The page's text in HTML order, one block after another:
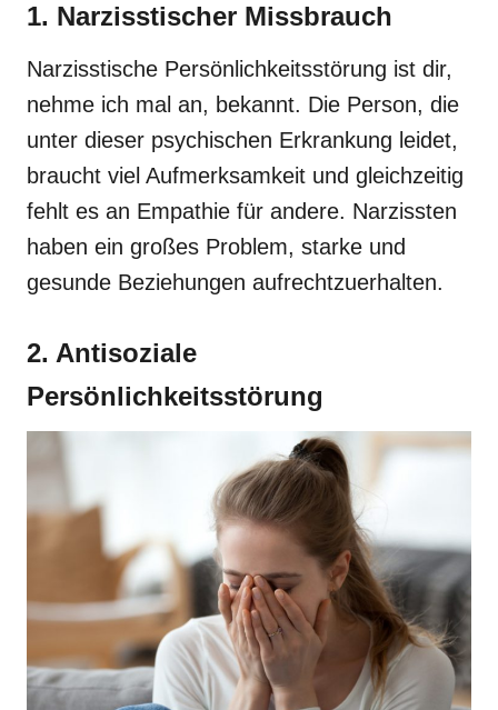
1. Narzisstischer Missbrauch
Narzisstische Persönlichkeitsstörung ist dir,
nehme ich mal an, bekannt. Die Person, die
unter dieser psychischen Erkrankung leidet,
braucht viel Aufmerksamkeit und gleichzeitig
fehlt es an Empathie für andere. Narzissten
haben ein großes Problem, starke und
gesunde Beziehungen aufrechtzuerhalten.
2. Antisoziale
Persönlichkeitsstörung